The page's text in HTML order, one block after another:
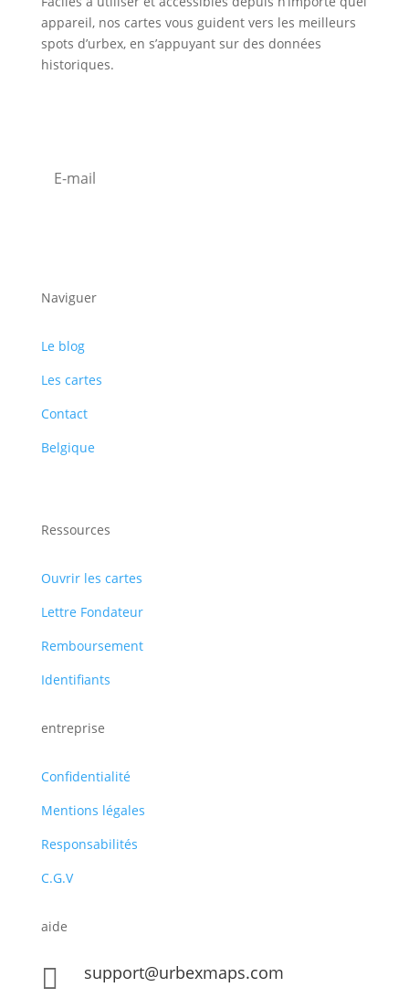
appareil, nos cartes vous guident vers les meilleurs
spots d’urbex, en s’appuyant sur des données
historiques.
Naviguer
Le blog
Les cartes
Contact
Belgique
Ressources
Ouvrir les cartes
Lettre Fondateur
Remboursement
Identifiants
entreprise
Confidentialité
Mentions légales
Responsabilités
C.G.V
aide
 support@urbexmaps.com